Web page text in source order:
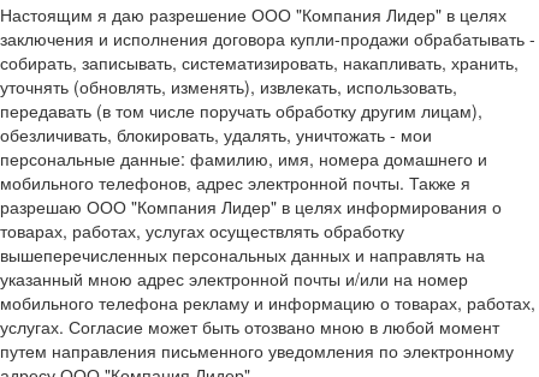
Настоящим я даю разрешение ООО "Компания Лидер" в целях
заключения и исполнения договора купли-продажи обрабатывать -
собирать, записывать, систематизировать, накапливать, хранить,
уточнять (обновлять, изменять), извлекать, использовать,
передавать (в том числе поручать обработку другим лицам),
обезличивать, блокировать, удалять, уничтожать - мои
персональные данные: фамилию, имя, номера домашнего и
мобильного телефонов, адрес электронной почты. Также я
разрешаю ООО "Компания Лидер" в целях информирования о
товарах, работах, услугах осуществлять обработку
вышеперечисленных персональных данных и направлять на
указанный мною адрес электронной почты и/или на номер
мобильного телефона рекламу и информацию о товарах, работах,
услугах. Согласие может быть отозвано мною в любой момент
путем направления письменного уведомления по электронному